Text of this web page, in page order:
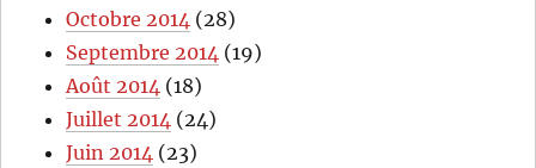
Octobre 2014 (28)
Septembre 2014 (19)
Août 2014 (18)
Juillet 2014 (24)
Juin 2014 (23)